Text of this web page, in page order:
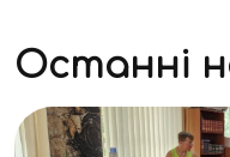
Останні